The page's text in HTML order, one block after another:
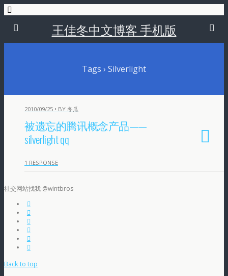
王佳冬中文博客 手机版
Tags › Silverlight
2010/09/25 • BY 冬瓜
被遗忘的腾讯概念产品——
silverlight qq
1 RESPONSE
社交网站找我 @wintbros
Back to top